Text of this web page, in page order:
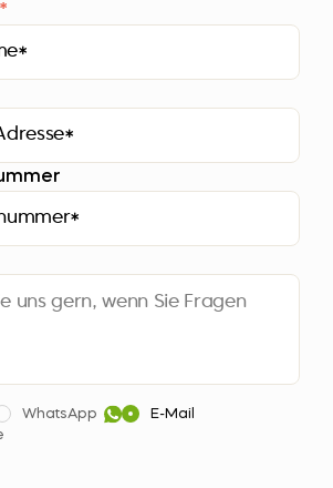
*
WhatsApp
E-Mail